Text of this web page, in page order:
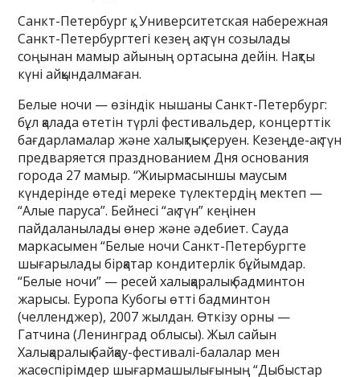
Санкт-Петербург қ., Университетская набережная
Санкт-Петербургтегі кезең ақ түн созылады
соңынан мамыр айының ортасына дейін. Нақты
күні айқындалмаған.
Белые ночи — өзіндік нышаны Санкт-Петербург:
бұл қалада өтетін түрлі фестивальдер, концерттік
бағдарламалар және халықтық серуен. Кезеңде-ақ түн
предваряется празднованием Дня основания
города 27 мамыр. “Жиырмасыншы маусым
күндерінде өтеді мереке түлектердің мектеп —
“Алые паруса”. Бейнесі “ақ түн” кеңінен
пайдаланылады өнер және әдебиет. Сауда
маркасымен “Белые ночи Санкт-Петербургте
шығарылады бірқатар кондитерлік бұйымдар.
“Белые ночи” — ресей халықаралық бадминтон
жарысы. Еуропа Кубогы өтті бадминтон
(челленджер), 2007 жылдан. Өткізу орны —
Гатчина (Ленинград облысы). Жыл сайын
Халықаралық байқау-фестивалі-балалар мен
жасөспірімдер шығармашылығының “Дыбыстар